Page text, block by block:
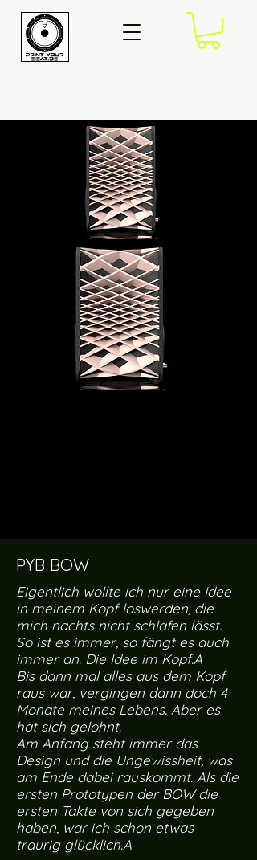
PYB BOW
Eigentlich wollte ich nur eine Idee
in meinem Kopf loswerden, die
mich nachts nicht schlafen lässt.
So ist es immer, so fängt es auch
immer an. Die Idee im Kopf.A
Bis dann mal alles aus dem Kopf
raus war, vergingen dann doch 4
Monate meines Lebens. Aber es
hat sich gelohnt.
Am Anfang steht immer das
Design und die Ungewissheit, was
am Ende dabei rauskommt. Als die
ersten Prototypen der BOW die
ersten Takte von sich gegeben
haben, war ich schon etwas
traurig glücklich.A